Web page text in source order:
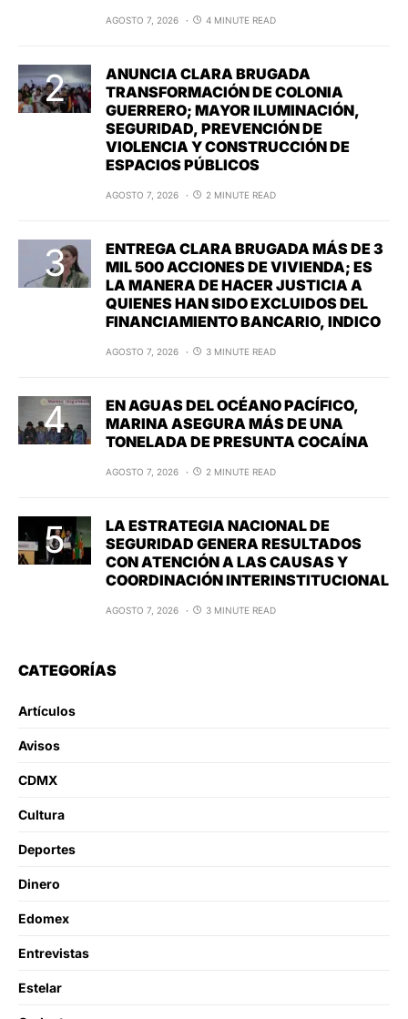
AGOSTO 7, 2026 4 MINUTE READ
ANUNCIA CLARA BRUGADA
TRANSFORMACIÓN DE COLONIA
GUERRERO; MAYOR ILUMINACIÓN,
SEGURIDAD, PREVENCIÓN DE
VIOLENCIA Y CONSTRUCCIÓN DE
ESPACIOS PÚBLICOS
AGOSTO 7, 2026 2 MINUTE READ
ENTREGA CLARA BRUGADA MÁS DE 3
MIL 500 ACCIONES DE VIVIENDA; ES
LA MANERA DE HACER JUSTICIA A
QUIENES HAN SIDO EXCLUIDOS DEL
FINANCIAMIENTO BANCARIO, INDICO
AGOSTO 7, 2026 3 MINUTE READ
EN AGUAS DEL OCÉANO PACÍFICO,
MARINA ASEGURA MÁS DE UNA
TONELADA DE PRESUNTA COCAÍNA
AGOSTO 7, 2026 2 MINUTE READ
LA ESTRATEGIA NACIONAL DE
SEGURIDAD GENERA RESULTADOS
CON ATENCIÓN A LAS CAUSAS Y
COORDINACIÓN INTERINSTITUCIONAL
AGOSTO 7, 2026 3 MINUTE READ
CATEGORÍAS
Artículos
Avisos
CDMX
Cultura
Deportes
Dinero
Edomex
Entrevistas
Estelar